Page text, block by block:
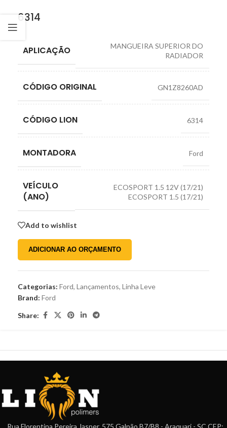
6314
APLICAÇÃO
MANGUEIRA SUPERIOR DO
RADIADOR
CÓDIGO ORIGINAL GN1Z8260AD
CÓDIGO LION 6314
MONTADORA Ford
VEÍCULO
(ANO)
ECOSPORT 1.5 12V (17/21)
ECOSPORT 1.5 (17/21)
Add to wishlist
ADICIONAR AO ORÇAMENTO
Categorias: Ford, Lançamentos, Linha Leve
Brand: Ford
Share: